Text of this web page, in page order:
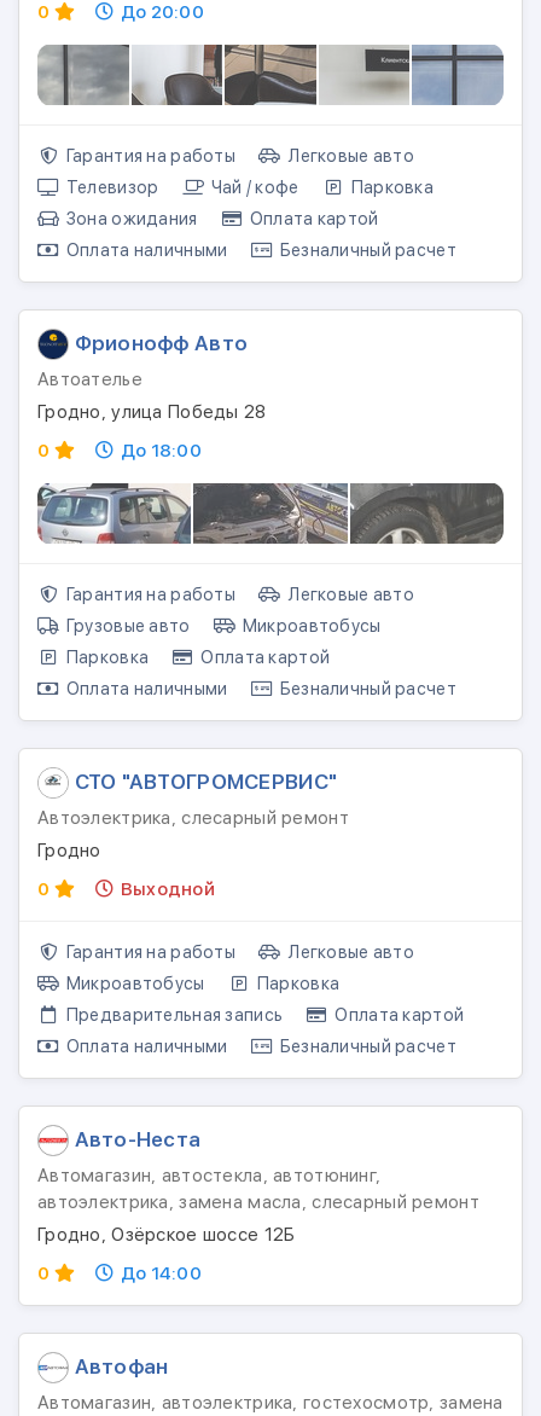
0 До 20:00
Гарантия на работы
Легковые авто
Телевизор
Чай / кофе
Парковка
Зона ожидания
Оплата картой
Оплата наличными
Безналичный расчет
Фрионофф Авто
Автоателье
Гродно, улица Победы 28
0
До 18:00
Гарантия на работы
Легковые авто
Грузовые авто
Микроавтобусы
Парковка
Оплата картой
Оплата наличными
Безналичный расчет
СТО "АВТОГРОМСЕРВИС"
Автоэлектрика, слесарный ремонт
Гродно
0
Выходной
Гарантия на работы
Легковые авто
Микроавтобусы
Парковка
Предварительная запись
Оплата картой
Оплата наличными
Безналичный расчет
Авто-Неста
Автомагазин, автостекла, автотюнинг,
автоэлектрика, замена масла, слесарный ремонт
Гродно, Озёрское шоссе 12Б
0
До 14:00
Автофан
Автомагазин, автоэлектрика, гостехосмотр, замена